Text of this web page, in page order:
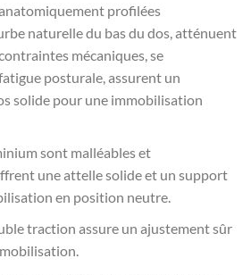
profilées
naturelle du bas du dos, atténuent
mécaniques, se
posturale, assurent un
solide pour une immobilisation
sont malléables et
une attelle solide et un support
en position neutre.
traction assure un ajustement sûr